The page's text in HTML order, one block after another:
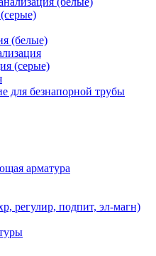
(белые)
(серые)
безнапорной трубы
арматура
регулир, подпит, эл-магн)